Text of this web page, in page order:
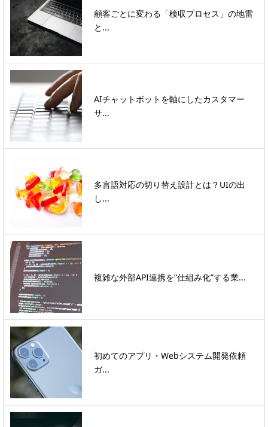
顧客ごとに変わる「検収プロセス」の地雷
と...
AIチャットボットを軸にしたカスタマー
サ...
多言語対応の切り替え設計とは？UIの出
し...
複雑な外部API連携を“仕組み化”する業...
初めてのアプリ・Webシステム開発依頼
ガ...